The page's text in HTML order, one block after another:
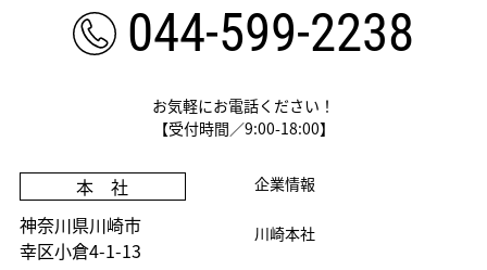
044-599-2238
お気軽にお電話ください！
【受付時間／9:00-18:00】
企業情報
川崎本社
本 社
神奈川県川崎市
幸区小倉4-1-13